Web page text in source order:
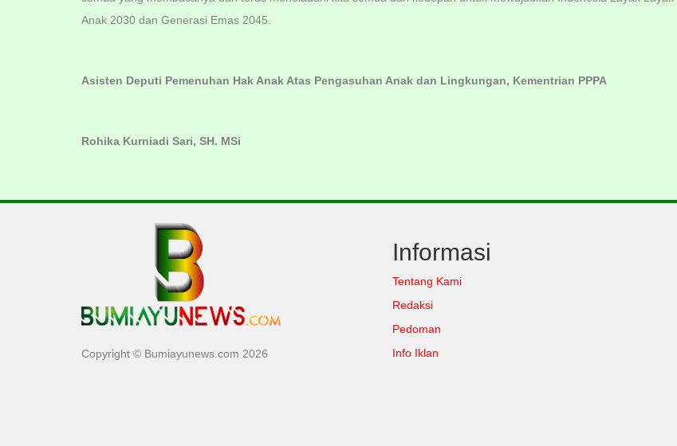
Anak 2030 dan Generasi Emas 2045.
Asisten Deputi Pemenuhan Hak Anak Atas Pengasuhan Anak dan Lingkungan, Kementrian PPPA
Rohika Kurniadi Sari, SH. MSi
Copyright © Bumiayunews.com 2026
Informasi
Tentang Kami
Redaksi
Pedoman
Info Iklan